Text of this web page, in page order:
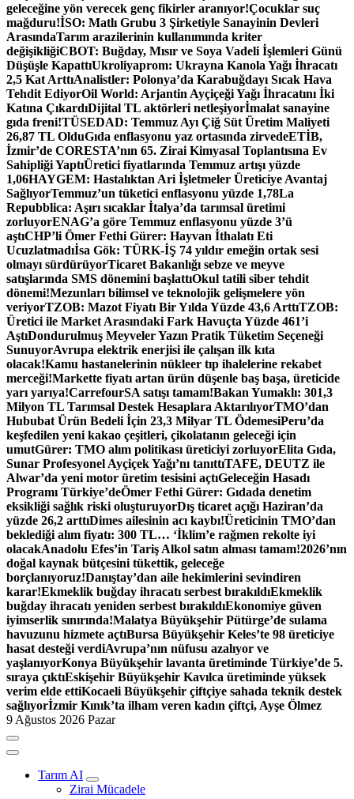
geleceğine yön verecek genç fikirler aranıyor!Çocuklar suç
mağduru!İSO: Matlı Grubu 3 Şirketiyle Sanayinin Devleri
ArasındaTarım arazilerinin kullanımında kriter
değişikliğiCBOT: Buğday, Mısır ve Soya Vadeli İşlemleri Günü
Düşüşle KapattıUkroliyaprom: Ukrayna Kanola Yağı İhracatı
2,5 Kat ArttıAnalistler: Polonya’da Karabuğdayı Sıcak Hava
Tehdit EdiyorOil World: Arjantin Ayçiçeği Yağı İhracatını İki
Katına ÇıkardıDijital TL aktörleri netleşiyorİmalat sanayine
gıda freni!TÜSEDAD: Temmuz Ayı Çiğ Süt Üretim Maliyeti
26,87 TL OlduGıda enflasyonu yaz ortasında zirvedeETİB,
İzmir’de CORESTA’nın 65. Zirai Kimyasal Toplantısına Ev
Sahipliği YaptıÜretici fiyatlarında Temmuz artışı yüzde
1,06HAYGEM: Hastalıktan Ari İşletmeler Üreticiye Avantaj
SağlıyorTemmuz’un tüketici enflasyonu yüzde 1,78La
Repubblica: Aşırı sıcaklar İtalya’da tarımsal üretimi
zorluyorENAG’a göre Temmuz enflasyonu yüzde 3’ü
aştıCHP’li Ömer Fethi Gürer: Hayvan İthalatı Eti
Ucuzlatmadıİsa Gök: TÜRK-İŞ 74 yıldır emeğin ortak sesi
olmayı sürdürüyorTicaret Bakanlığı sebze ve meyve
satışlarında SMS dönemini başlattıOkul tatili siber tehdit
dönemi!Mezunları bilimsel ve teknolojik gelişmelere yön
veriyorTZOB: Mazot Fiyatı Bir Yılda Yüzde 43,6 ArttıTZOB:
Üretici ile Market Arasındaki Fark Havuçta Yüzde 461’i
AştıDondurulmuş Meyveler Yazın Pratik Tüketim Seçeneği
SunuyorAvrupa elektrik enerjisi ile çalışan ilk kıta
olacak!Kamu hastanelerinin nükleer tıp ihalelerine rekabet
merceği!Markette fiyatı artan ürün düşenle baş başa, üreticide
yarı yarıya!CarrefourSA satışı tamam!Bakan Yumaklı: 301,3
Milyon TL Tarımsal Destek Hesaplara AktarılıyorTMO’dan
Hububat Ürün Bedeli İçin 23,3 Milyar TL ÖdemesiPeru’da
keşfedilen yeni kakao çeşitleri, çikolatanın geleceği için
umutGürer: TMO alım politikası üreticiyi zorluyorElita Gıda,
Sunar Profesyonel Ayçiçek Yağı’nı tanıttıTAFE, DEUTZ ile
Alwar’da yeni motor üretim tesisini açtıGeleceğin Hasadı
Programı Türkiye’deÖmer Fethi Gürer: Gıdada denetim
eksikliği sağlık riski oluşturuyorDış ticaret açığı Haziran’da
yüzde 26,2 arttıDimes ailesinin acı kaybı!Üreticinin TMO’dan
beklediği alım fiyatı: 300 TL… ‘İklim’e rağmen rekolte iyi
olacakAnadolu Efes’in Tariş Alkol satın alması tamam!2026’nın
doğal kaynak bütçesini tükettik, geleceğe
borçlanıyoruz!Danıştay’dan aile hekimlerini sevindiren
karar!Ekmeklik buğday ihracatı serbest bırakıldıEkmeklik
buğday ihracatı yeniden serbest bırakıldıEkonomiye güven
iyimserlik sınırında!Malatya Büyükşehir Pütürge’de sulama
havuzunu hizmete açtıBursa Büyükşehir Keles’te 98 üreticiye
hasat desteği verdiAvrupa’nın nüfusu azalıyor ve
yaşlanıyorKonya Büyükşehir lavanta üretiminde Türkiye’de 5.
sıraya çıktıEskişehir Büyükşehir Kavılca üretiminde yüksek
verim elde ettiKocaeli Büyükşehir çiftçiye sahada teknik destek
sağlıyorİzmir Kınık’ta ilham veren kadın çiftçi, Ayşe Ölmez
9 Ağustos 2026 Pazar
Tarım AI
Zirai Mücadele